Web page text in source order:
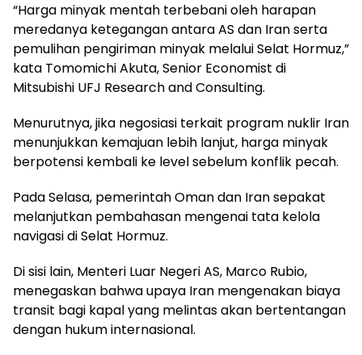
“Harga minyak mentah terbebani oleh harapan
meredanya ketegangan antara AS dan Iran serta
pemulihan pengiriman minyak melalui Selat Hormuz,”
kata Tomomichi Akuta, Senior Economist di
Mitsubishi UFJ Research and Consulting.
Menurutnya, jika negosiasi terkait program nuklir Iran
menunjukkan kemajuan lebih lanjut, harga minyak
berpotensi kembali ke level sebelum konflik pecah.
Pada Selasa, pemerintah Oman dan Iran sepakat
melanjutkan pembahasan mengenai tata kelola
navigasi di Selat Hormuz.
Di sisi lain, Menteri Luar Negeri AS, Marco Rubio,
menegaskan bahwa upaya Iran mengenakan biaya
transit bagi kapal yang melintas akan bertentangan
dengan hukum internasional.